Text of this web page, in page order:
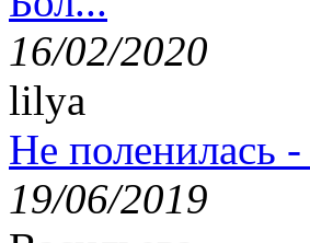
16/02/2020
lilya
Не поленилась
19/06/2019